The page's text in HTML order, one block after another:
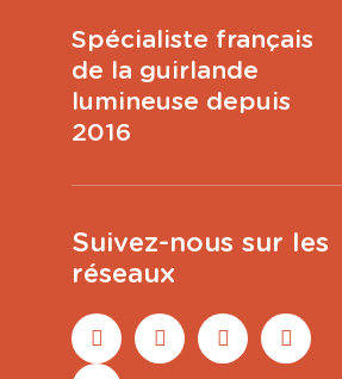
Spécialiste français
de la guirlande
lumineuse depuis
2016
Suivez-nous sur les
réseaux